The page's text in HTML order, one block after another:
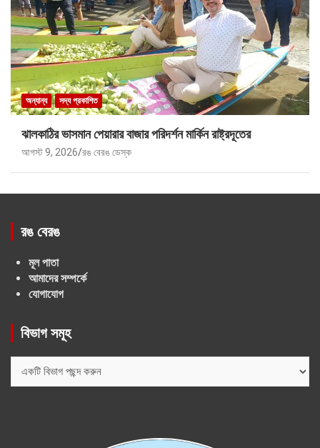
অন্যান্য সদ্য প্রকাশিত
ঝালকাঠির ভাসমান পেয়ারার বাজার পরিদর্শন মার্কিন রাষ্ট্রদূতের
আগস্ট 9, 2026 রঙ বেরঙ ডেস্ক
রঙ বেরঙ
মূল পাতা
আমাদের সম্পর্কে
যোগাযোগ
বিভাগ সমূহ